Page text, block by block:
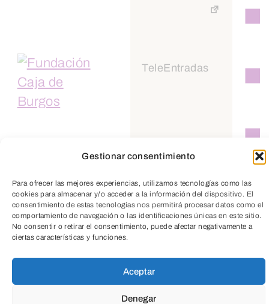
Gestionar consentimiento
Para ofrecer las mejores experiencias, utilizamos tecnologías como las
cookies para almacenar y/o acceder a la información del dispositivo. El
consentimiento de estas tecnologías nos permitirá procesar datos como el
comportamiento de navegación o las identificaciones únicas en este sitio.
No consentir o retirar el consentimiento, puede afectar negativamente a
ciertas características y funciones.
Aceptar
Denegar
TeleEntradas
nuestra
Newsletter